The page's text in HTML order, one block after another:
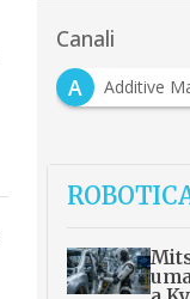
Canali
A
Additive